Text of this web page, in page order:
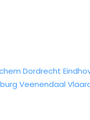
Dordrecht
Veenendaal